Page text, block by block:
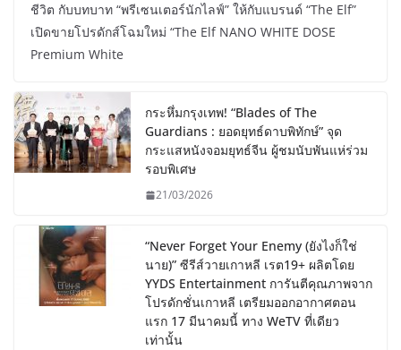
ชีวิต กับบทบาท “พรีเซนเตอร์นักไลฟ์” ให้กับแบรนด์ “The Elf”
เปิดขายโปรดักส์โฉมใหม่ “The Elf NANO WHITE DOSE
Premium White
กระหึ่มกรุงเทพ! “Blades of The
Guardians : ยอดยุทธ์ดาบพิทักษ์” จุด
กระแสหนังจอมยุทธ์จีน ผู้ชมนับพันแห่ร่วม
รอบพิเศษ
21/03/2026
“Never Forget Your Enemy (ยังไงก็ใช่
นาย)” ซีรีส์วายเกาหลี เรต19+ ผลิตโดย
YYDS Entertainment การันตีคุณภาพจาก
โปรดักชั่นเกาหลี เตรียมออกอากาศตอน
แรก 17 มีนาคมนี้ ทาง WeTV ที่เดียว
เท่านั้น